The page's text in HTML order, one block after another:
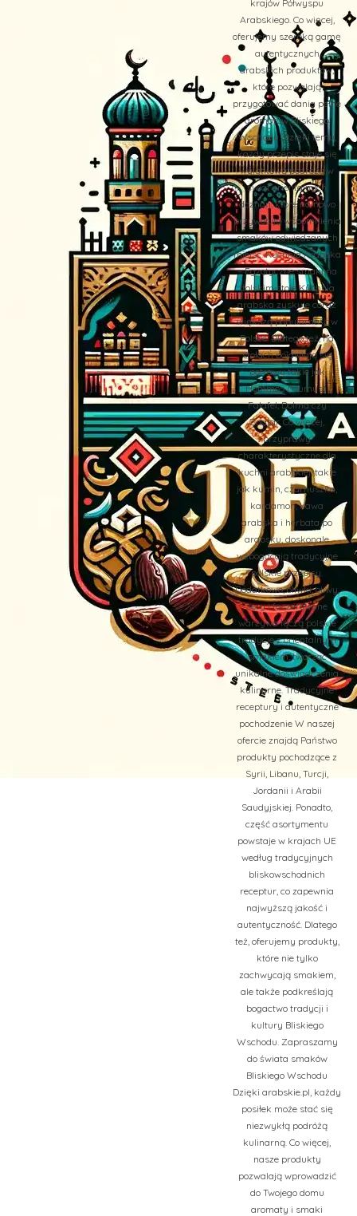
krajów Półwyspu
Arabskiego. Co więcej,
oferujemy szeroką gamę
autentycznych
arabskich produktów,
które pozwalają
przygotować dania pełne
aromatów Bliskiego
Wschodu. Dzięki temu,
każdy przepis staje się
wyjątkową podróżą w
świat orientalnych
doznań, które na nowo
przywołują wspomnienia
smaków odwiedzanych
miejsc. Kuchnia Arabska
– Egzotyczne smaki na
polskim stole Kuchnia
arabska zyskuje coraz
większą popularność w
Polsce. Dlatego też, na
stołach pojawiają się
potrawy takie jak
Hommos (Humus),
Falafel, Dolma czy
Zaatar. Co więcej,
przyprawy
charakterystyczne dla
kuchni arabskiej, takie
jak kumin, czarnuszka,
kardamon, kawa
arabska i herbata po
arabsku, doskonale
wzbogacają tradycyjne
polskie przepisy.
Dodatkowo, oliwki, oliwy,
sery i faszerowane
warzywa łączą polskie
tradycje z orientalnym
smakiem, tworząc
unikalne doświadczenia
kulinarne. Tradycyjne
receptury i autentyczne
pochodzenie W naszej
ofercie znajdą Państwo
produkty pochodzące z
Syrii, Libanu, Turcji,
Jordanii i Arabii
Saudyjskiej. Ponadto,
część asortymentu
powstaje w krajach UE
według tradycyjnych
bliskowschodnich
receptur, co zapewnia
najwyższą jakość i
autentyczność. Dlatego
też, oferujemy produkty,
które nie tylko
zachwycają smakiem,
ale także podkreślają
bogactwo tradycji i
kultury Bliskiego
Wschodu. Zapraszamy
do świata smaków
Bliskiego Wschodu
Dzięki arabskie.pl, każdy
posiłek może stać się
niezwykłą podróżą
kulinarną. Co więcej,
nasze produkty
pozwalają wprowadzić
do Twojego domu
aromaty i smaki